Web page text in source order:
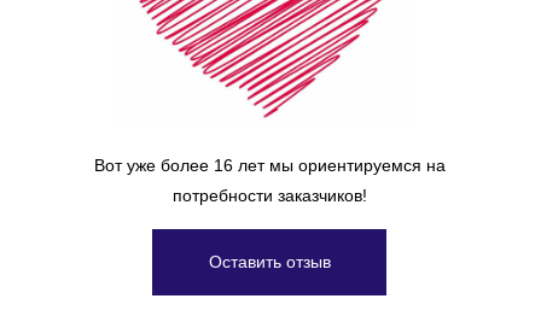
Вот уже более 16 лет мы ориентируемся на
потребности заказчиков!
Оставить отзыв